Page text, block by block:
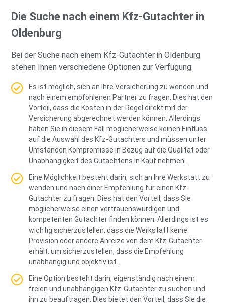
Die Suche nach einem Kfz-Gutachter in
Oldenburg
Bei der Suche nach einem Kfz-Gutachter in Oldenburg
stehen Ihnen verschiedene Optionen zur Verfügung:
Es ist möglich, sich an Ihre Versicherung zu wenden und
nach einem empfohlenen Partner zu fragen. Dies hat den
Vorteil, dass die Kosten in der Regel direkt mit der
Versicherung abgerechnet werden können. Allerdings
haben Sie in diesem Fall möglicherweise keinen Einfluss
auf die Auswahl des Kfz-Gutachters und müssen unter
Umständen Kompromisse in Bezug auf die Qualität oder
Unabhängigkeit des Gutachtens in Kauf nehmen.
Eine Möglichkeit besteht darin, sich an Ihre Werkstatt zu
wenden und nach einer Empfehlung für einen Kfz-
Gutachter zu fragen. Dies hat den Vorteil, dass Sie
möglicherweise einen vertrauenswürdigen und
kompetenten Gutachter finden können. Allerdings ist es
wichtig sicherzustellen, dass die Werkstatt keine
Provision oder andere Anreize von dem Kfz-Gutachter
erhält, um sicherzustellen, dass die Empfehlung
unabhängig und objektiv ist.
Eine Option besteht darin, eigenständig nach einem
freien und unabhängigen Kfz-Gutachter zu suchen und
ihn zu beauftragen. Dies bietet den Vorteil, dass Sie die